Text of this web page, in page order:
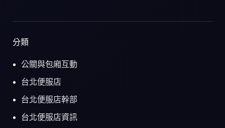
分類
公關與包廂互動
台北便服店
台北便服店幹部
台北便服店資訊